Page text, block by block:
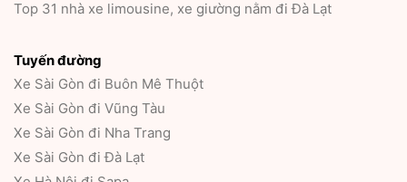
Top 31 nhà xe limousine, xe giường nằm đi Đà Lạt
Tuyến đường
Xe Sài Gòn đi Buôn Mê Thuột
Xe Sài Gòn đi Vũng Tàu
Xe Sài Gòn đi Nha Trang
Xe Sài Gòn đi Đà Lạt